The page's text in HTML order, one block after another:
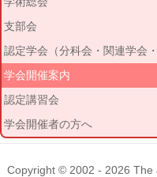
支部会
認定学会（分科会・関連学会
学会開催案内
認定講習会
学会開催者の方へ
Copyright © 2002 - 2026 The